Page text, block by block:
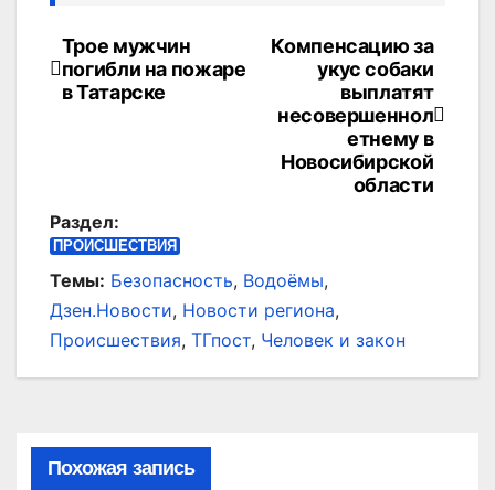
Навигация
по
Компенсацию за
укус собаки
выплатят
несовершеннол
етнему в
Новосибирской
области
Трое мужчин
погибли на пожаре
в Татарске
Раздел:
ПРОИСШЕСТВИЯ
Темы: Безопасность, Водоёмы,
Дзен.Новости, Новости региона,
Происшествия, ТГпост, Человек и закон
Похожая запись